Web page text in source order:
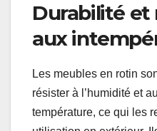
Durabilité et
aux
Les meubles en rotin
résister à l’humidité et
température, ce qui les